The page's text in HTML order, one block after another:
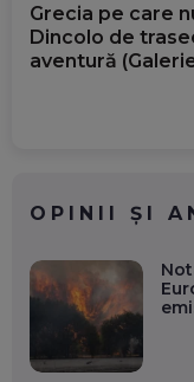
Grecia pe care
Dincolo de
aventură
OPINII ȘI